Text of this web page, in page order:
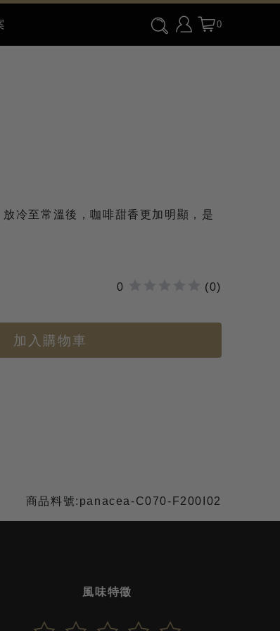
0
冷至常溫後，咖啡甜香更加明顯，是
0 (0)
加入購物車
商品料號:panacea-C070-F200I02
風味特徵